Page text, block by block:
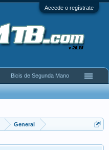
Accede o regístrate
General
Bicis de Segunda Mano